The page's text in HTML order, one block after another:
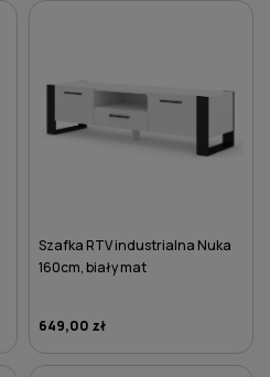
Szafka RTV industrialna Nuka
160cm, biały mat
649,00 zł